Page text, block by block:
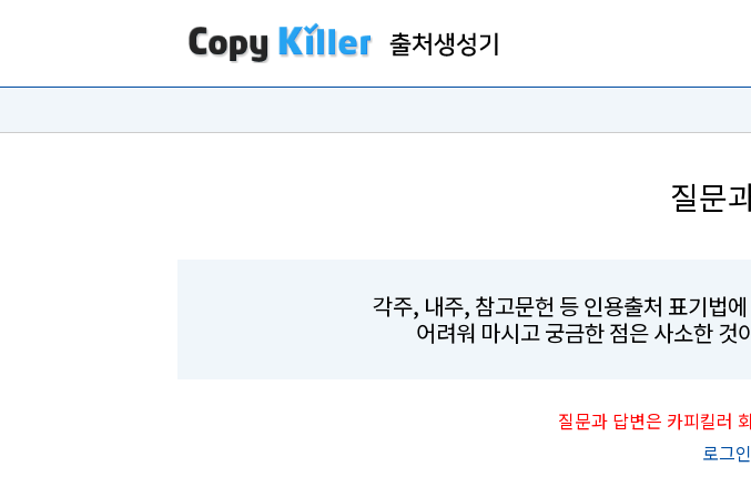
질문
각주, 내주, 참고문헌 등 인용출처 표기법
어려워 마시고 궁금한 점은 사소한
질문과 답변은 카피킬러
로그